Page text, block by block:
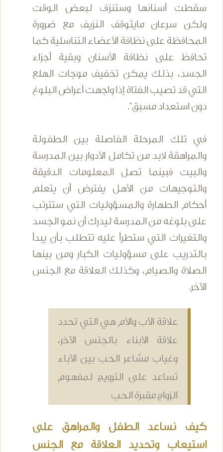
سقطت أسنانها وستنزف لبعض الوقت
ولكن سرعان مايتوقف النزيف مع ضرورة
المحافظة على نظافة الأعضاء التناسلية كما
تحافظ على نظافة الأسنان وبقية أجزاء
الجسد، بذلك يمكن تخفيف موجات الهلع
التي قد تصيب الفتاة إذا واجهت أعراض البلوغ
دون استعداد مسبق".
في تلك المرحلة الفاصلة بين الطفولة
والمراهقة لابد من تكامل الأدوار بين المدرسة
والبيت فبينما تصل المعلومات الدقيقة
والتوجيهات من الأهل يفترض أن يتعلم
أحكام الطهارة والمسؤوليات التي ستترتب
على بلوغه من المدرسة ليدرك أن نمو الجسد
والتغيرات التي ستطرأ عليه تتطلب بأن يبدأ
بالتدريب على مسؤوليات الكبار ومن بينها
الصلاة والصيام، وكذلك العلاقة مع الجنس
الآخر.
علاقة الأب والأم هي التي تحدد
علاقة الأبناء بالجنس الآخر،
وغياب مشاعر الحب بين الآباء
تساعد على الترويج لمفهوم
الزواج مقبرة الحب
كيف نساعد الطفل والمراهق على
استيعاب وتحديد العلاقة مع الجنس